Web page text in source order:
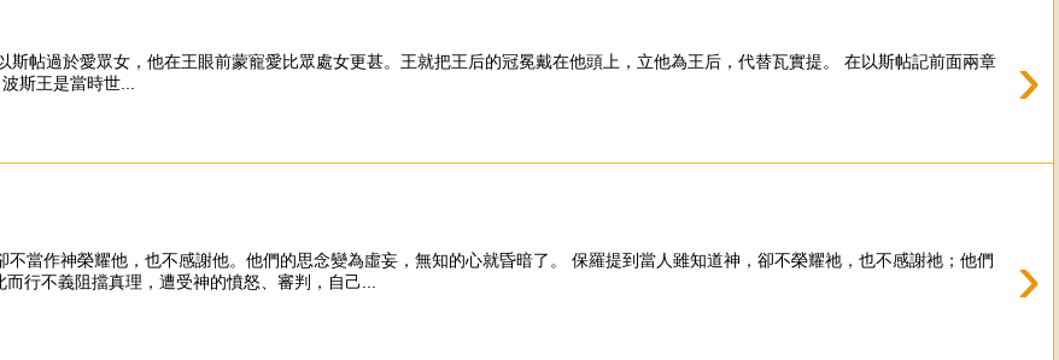
›
帖過於愛眾女，他在王眼前蒙寵愛比眾處女更甚。王就把王后的冠冕戴在他頭上，立他為王后，代替瓦實提。 在以斯帖記前面兩章
斯王是當時世...
›
當作神榮耀他，也不感謝他。他們的思念變為虛妄，無知的心就昏暗了。 保羅提到當人雖知道神，卻不榮耀祂，也不感謝祂；他們
行不義阻擋真理，遭受神的憤怒、審判，自己...